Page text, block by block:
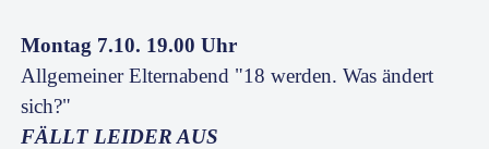
Montag 7.10. 19.00 Uhr
Allgemeiner Elternabend "18 werden. Was ändert
sich?"
FÄLLT LEIDER AUS